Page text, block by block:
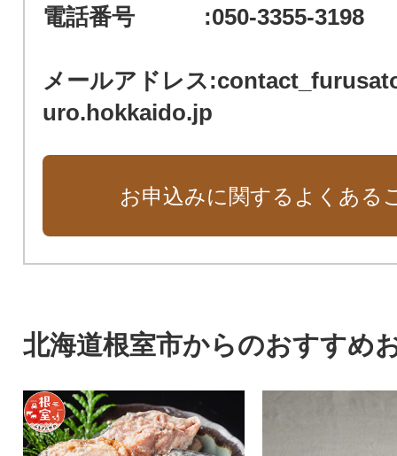
電話番号 :050-3355-3198
メールアドレス
uro.hokkaido.jp
お申込みに関するよくある
北海道根室市からのおすすめ